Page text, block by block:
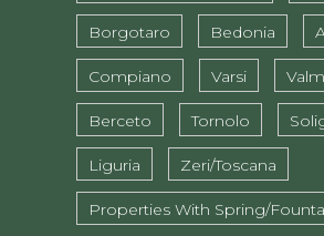
Borgotaro Bedonia
Compiano Varsi
Berceto Tornolo
Liguria Zeri/Toscana
Properties With Spring/